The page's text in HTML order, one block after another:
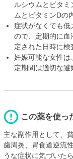
ルシウムとビタ
ムとビタミンDの
症状がなくても低
ので、定期的に血
定された日時に検
妊娠可能な女性は
定期間は適切な避
この薬を使っ
主な副作用として、
歯周炎、胃食道逆流
うな症状に気づいた